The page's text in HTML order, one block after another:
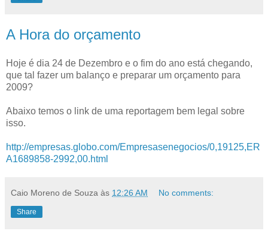
A Hora do orçamento
Hoje é dia 24 de Dezembro e o fim do ano está chegando,
que tal fazer um balanço e preparar um orçamento para
2009?
Abaixo temos o link de uma reportagem bem legal sobre
isso.
http://empresas.globo.com/Empresasenegocios/0,19125,ER
A1689858-2992,00.html
Caio Moreno de Souza às 12:26 AM No comments:
Share